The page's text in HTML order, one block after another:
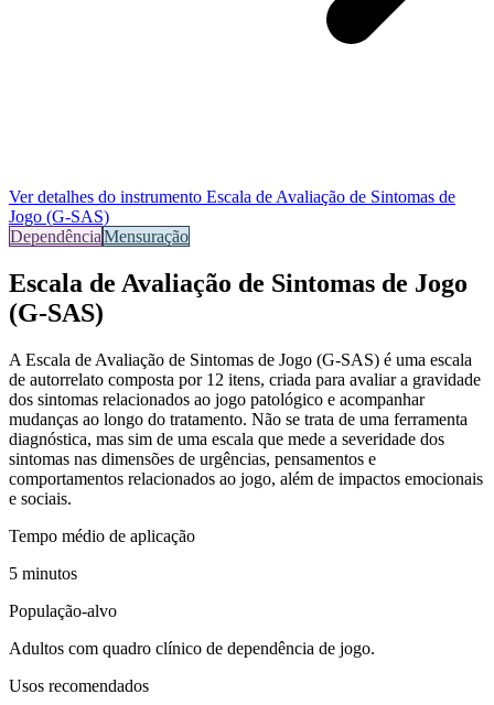
Ver detalhes do instrumento Escala de Avaliação de Sintomas de
Jogo (G-SAS)
DependênciaMensuração
Escala de Avaliação de Sintomas de Jogo
(G-SAS)
A Escala de Avaliação de Sintomas de Jogo (G-SAS) é uma escala
de autorrelato composta por 12 itens, criada para avaliar a gravidade
dos sintomas relacionados ao jogo patológico e acompanhar
mudanças ao longo do tratamento. Não se trata de uma ferramenta
diagnóstica, mas sim de uma escala que mede a severidade dos
sintomas nas dimensões de urgências, pensamentos e
comportamentos relacionados ao jogo, além de impactos emocionais
e sociais.
Tempo médio de aplicação
5 minutos
População-alvo
Adultos com quadro clínico de dependência de jogo.
Usos recomendados